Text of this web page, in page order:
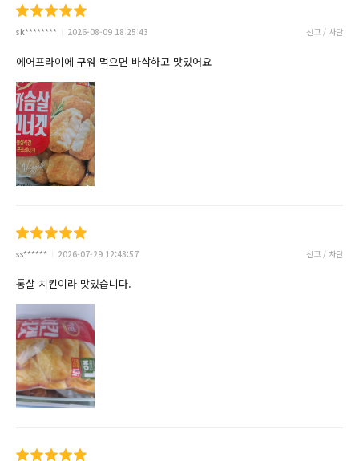
sk******** 2026-08-09 18:25:43 신고 / 차단
에어프라이에 구워 먹으면 바삭하고 맛있어요
ss****** 2026-07-29 12:43:57 신고 / 차단
통살 치킨이라 맛있습니다.